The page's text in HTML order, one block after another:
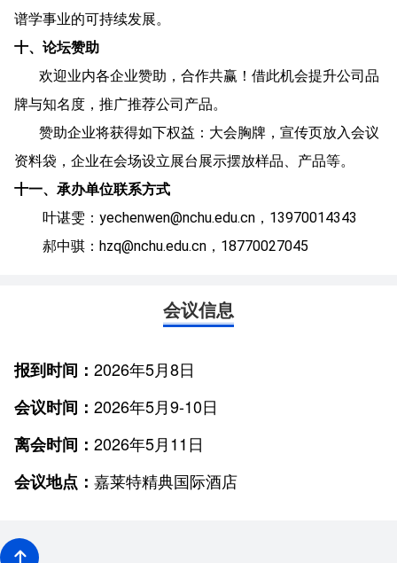
谱学事业的可持续发展。
十、论坛赞助
欢迎业内各企业赞助，合作共赢！借此机会提升公司品
牌与知名度，推广推荐公司产品。
赞助企业将获得如下权益：大会胸牌，宣传页放入会议
资料袋，企业在会场设立展台展示摆放样品、产品等。
十一、承办单位联系方式
叶谌雯：yechenwen@nchu.edu.cn，13970014343
郝中骐：hzq@nchu.edu.cn，18770027045
会议信息
报到时间： 2026年5月8日
会议时间： 2026年5月9-10日
离会时间： 2026年5月11日
会议地点： 嘉莱特精典国际酒店